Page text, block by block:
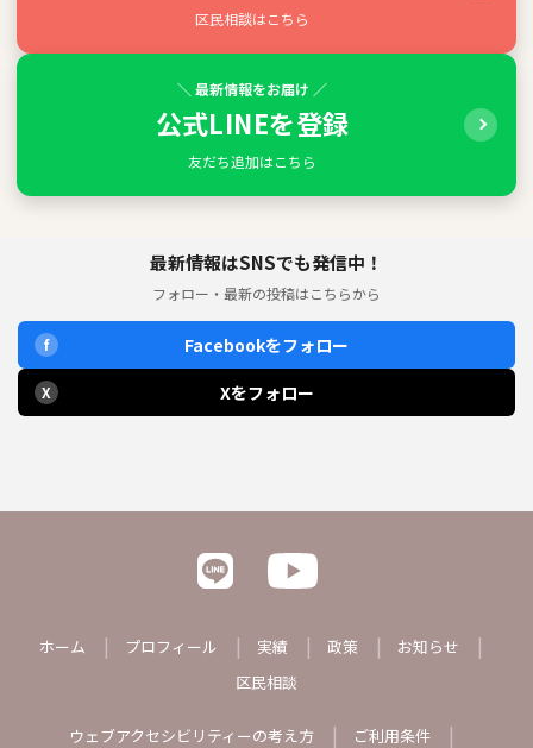
区民相談はこちら
＼ 最新情報をお届け ／
公式LINEを登録
友だち追加はこちら
最新情報はSNSでも発信中！
フォロー・最新の投稿はこちらから
f Facebookをフォロー
X Xをフォロー
ホーム プロフィール 実績 政策
お知らせ
区民相談
ウェブアクセシビリティーの考え方
ご利用条件